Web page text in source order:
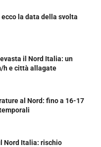
ecco la data della svolta
il Nord Italia: un
h e città allagate
al Nord: fino a 16-17
Nord Italia: rischio